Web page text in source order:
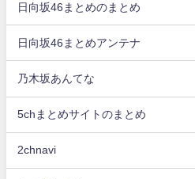
日向坂46まとめのまとめ
日向坂46まとめアンテナ
乃木坂あんてな
5chまとめサイトのまとめ
2chnavi